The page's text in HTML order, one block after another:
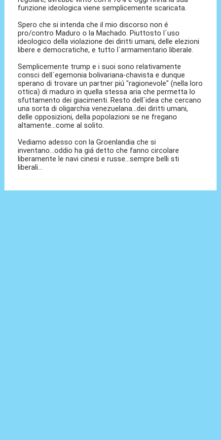
funzione ideologica viene semplicemente scaricata.
Spero che si intenda che il mio discorso non é
pro/contro Maduro o la Machado. Piuttosto l´uso
ideologico della violazione dei diritti umani, delle elezioni
libere e democratiche, e tutto l´armamentario liberale.
Semplicemente trump e i suoi sono relativamente
consci dell´egemonia bolivariana-chavista e dunque
sperano di trovare un partner piú "ragionevole" (nella loro
ottica) di maduro in quella stessa aria che permetta lo
sfuttamento dei giacimenti. Resto dell´idea che cercano
una sorta di oligarchia venezuelana...dei diritti umani,
delle opposizioni, della popolazioni se ne fregano
altamente...come al solito.
Vediamo adesso con la Groenlandia che si
inventano...oddio ha giá detto che fanno circolare
liberamente le navi cinesi e russe...sempre belli sti
liberali...